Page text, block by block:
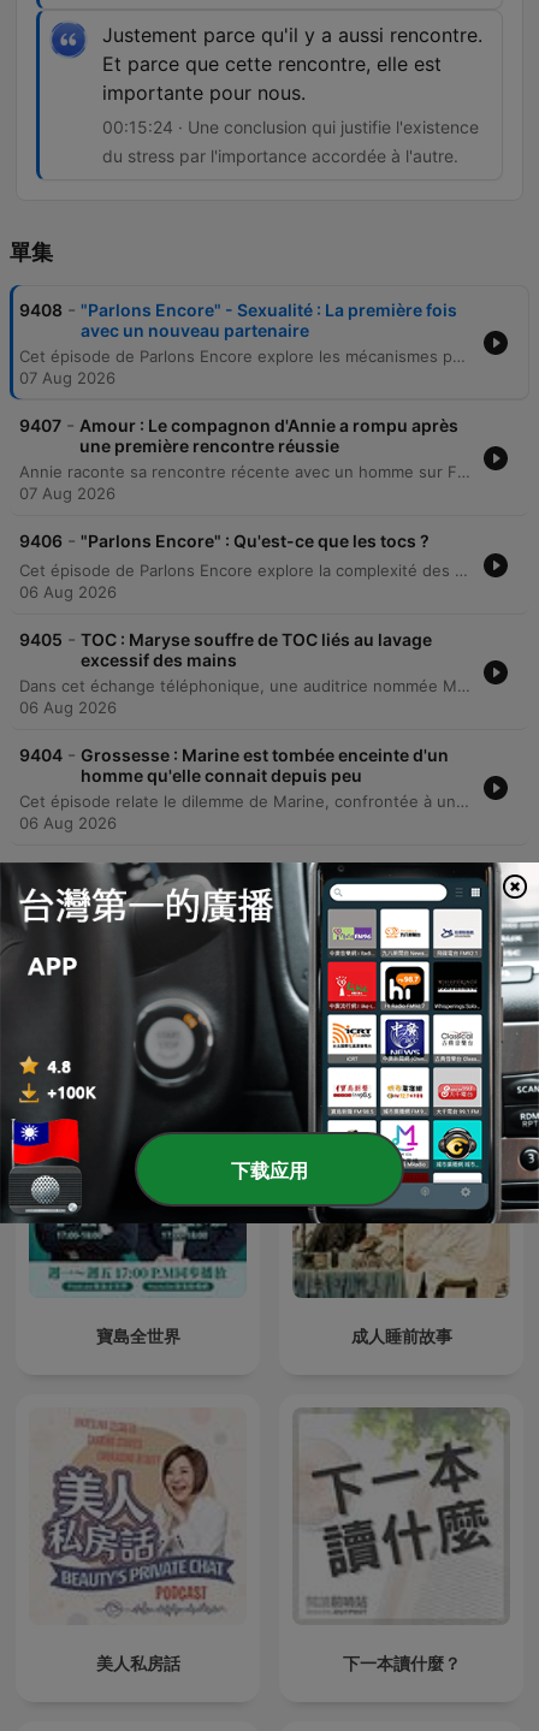
Justement parce qu'il y a aussi rencontre.
Et parce que cette rencontre, elle est
importante pour nous.
00:15:24 · Une conclusion qui justifie l'existence
du stress par l'importance accordée à l'autre.
單集
9408 - "Parlons Encore" - Sexualité : La première fois
avec un nouveau partenaire
Cet épisode de Parlons Encore explore les mécanismes psychologiques de l'anxiété et du stress lors des premières rencontres intimes. À travers le témoignage d'Annie, dont la relation a pris fin brutalement suite à une discussion sur l'intimité, les intervenantes analysent la vulnérabilité liée à la mise à nu, qu'elle soit physique ou émotionnelle. La discussion aborde également les complexes physiques, l'angoisse de la performance masculine et l'impact des applications de rencontre qui imposent une logique de consommation immédiate. Le débat souligne l'importance de la bienveillance et du temps pour désamorcer les tensions. Les intervenantes rappellent que la sexualité repose sur une part d'abandon et de connexion, et qu'il est essentiel de ne pas s'accabler en cas d'absence d'alchimie immédiate, puisque la compatibilité peut évoluer avec la découverte de l'autre.
07 Aug 2026
9407 - Amour : Le compagnon d'Annie a rompu après
une première rencontre réussie
Annie raconte sa rencontre récente avec un homme sur Facebook, une relation fluide et romantique qui s'est concrétisée par une première visite physique. Cependant, l'annonce de la nécessité d'effectuer des tests IST suite à une consultation médicale a provoqué un malaise chez son partenaire, qui se sent étouffé par l'accélération de la relation. L'intervenante analyse cette situation de tension amoureuse où l'homme, effrayé par ses propres difficultés et la pression médicale, menace de rompre. Elle conseille à la femme de ne pas répondre par message pour éviter d'accentuer la pression, mais plutôt de laisser l'homme digérer ses émotions tout en restant ouverte à une rencontre future sans aborder le sujet de la sexualité.
07 Aug 2026
9406 - "Parlons Encore" : Qu'est-ce que les tocs ?
Cet épisode de Parlons Encore explore la complexité des troubles obsessionnels compulsifs (TOC), en dépassant la vision spectaculaire des simples rituels pour s'intéresser aux obsessions sous-jacentes. À travers le témoignage de Suzanne, qui effectue des vérifications incessantes par peur du cambriolage, et l'exemple de la syllogomanie, l'émission analyse les mécanismes de l'angoisse et la fonction de protection des comportements compulsifs. La discussion aborde également les liens entre l'accumulation compulsive et des pathologies plus graves comme le syndrome de Diogène. L'entretien met en lumière l'importance d'une prise en charge précoce pour éviter l'aggravation des symptômes et la dégradation des conditions de vie.
06 Aug 2026
9405 - TOC : Maryse souffre de TOC liés au lavage
excessif des mains
Dans cet échange téléphonique, une auditrice nommée Maryse partage son combat quotidien contre les troubles obsessionnels compulsifs (TOC), qui se manifestent par un lavage de mains compulsif dépassant parfois 150 fois par jour. Elle évoque également sa gestion de la bipolarité et ses stratégies pour limiter le contact avec les bactéries, comme l'utilisation de mouchoirs ou de gants blancs. L'animatrice Caroline apporte des conseils en s'appuyant sur les travaux du docteur Alain Sautreau, notamment sur les thérapies comportementales. La discussion aborde la difficulté de mettre en œuvre des exercices d'exposition trop brutaux et propose des méthodes de suivi par l'observation pour tenter de réduire la fréquence des rituels.
06 Aug 2026
9404 - Grossesse : Marine est tombée enceinte d'un
homme qu'elle connait depuis peu
Cet épisode relate le dilemme de Marine, confrontée à une grossesse imprévue au sein d'une relation très récente. L'échange explore la tension entre son désir profond de maternité et l'angoisse de son partenaire, dont les peurs sont liées à l'instabilité du couple et à son passé familial. À travers des témoignages d'auditeurs, la discussion aborde la gestion des incertitudes, l'importance de la communication et la nécessité de prendre une décision assumée face à l'imprévisibilité de la vie.
06 Aug 2026
显示更多剧集
更多 社會與文化 播客
查看全部
寶島全世界 成人睡前故事
美人私房話 下一本讀什麼？
下载应用